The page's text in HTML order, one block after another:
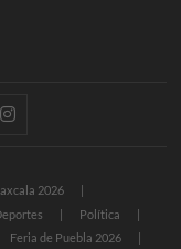
instagram
2026
Política
Feria de Puebla 2026